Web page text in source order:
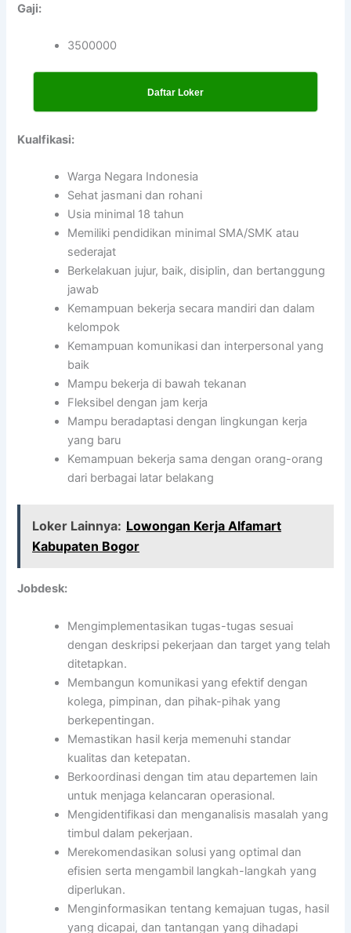
Gaji:
3500000
Daftar Loker
Kualfikasi:
Warga Negara Indonesia
Sehat jasmani dan rohani
Usia minimal 18 tahun
Memiliki pendidikan minimal SMA/SMK atau
sederajat
Berkelakuan jujur, baik, disiplin, dan bertanggung
jawab
Kemampuan bekerja secara mandiri dan dalam
kelompok
Kemampuan komunikasi dan interpersonal yang
baik
Mampu bekerja di bawah tekanan
Fleksibel dengan jam kerja
Mampu beradaptasi dengan lingkungan kerja
yang baru
Kemampuan bekerja sama dengan orang-orang
dari berbagai latar belakang
Loker Lainnya: Lowongan Kerja Alfamart
Kabupaten Bogor
Jobdesk:
Mengimplementasikan tugas-tugas sesuai
dengan deskripsi pekerjaan dan target yang telah
ditetapkan.
Membangun komunikasi yang efektif dengan
kolega, pimpinan, dan pihak-pihak yang
berkepentingan.
Memastikan hasil kerja memenuhi standar
kualitas dan ketepatan.
Berkoordinasi dengan tim atau departemen lain
untuk menjaga kelancaran operasional.
Mengidentifikasi dan menganalisis masalah yang
timbul dalam pekerjaan.
Merekomendasikan solusi yang optimal dan
efisien serta mengambil langkah-langkah yang
diperlukan.
Menginformasikan tentang kemajuan tugas, hasil
yang dicapai, dan tantangan yang dihadapi